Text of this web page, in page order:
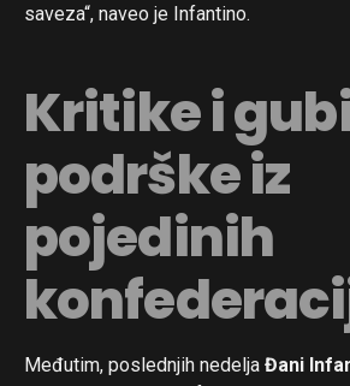
saveza“, naveo je Infantino.
Kritike i
podrške iz
pojedinih
Međutim, poslednjih nedelja Đani